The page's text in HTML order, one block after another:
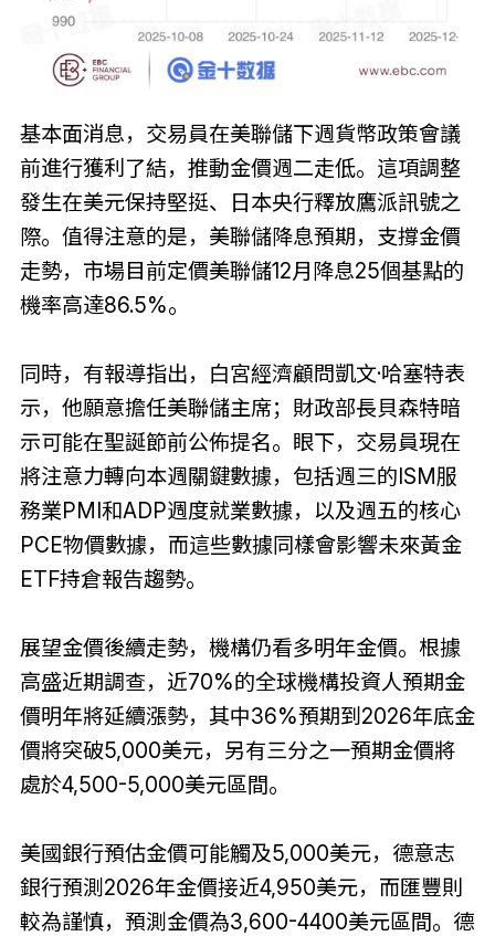
基本面消息，交易員在美聯儲下週貨幣政策會議
前進行獲利了結，推動金價週二走低。這項調整
發生在美元保持堅挺、日本央行釋放鷹派訊號之
際。值得注意的是，美聯儲降息預期，支撐金價
走勢，市場目前定價美聯儲12月降息25個基點的
機率高達86.5%。
同時，有報導指出，白宮經濟顧問凱文·哈塞特表
示，他願意擔任美聯儲主席；財政部長貝森特暗
示可能在聖誕節前公佈提名。眼下，交易員現在
將注意力轉向本週關鍵數據，包括週三的ISM服
務業PMI和ADP週度就業數據，以及週五的核心
PCE物價數據，而這些數據同樣會影響未來黃金
ETF持倉報告趨勢。
展望金價後續走勢，機構仍看多明年金價。根據
高盛近期調查，近70%的全球機構投資人預期金
價明年將延續漲勢，其中36%預期到2026年底金
價將突破5,000美元，另有三分之一預期金價將
處於4,500-5,000美元區間。
美國銀行預估金價可能觸及5,000美元，德意志
銀行預測2026年金價接近4,950美元，而匯豐則
較為謹慎，預測金價為3,600-4400美元區間。德